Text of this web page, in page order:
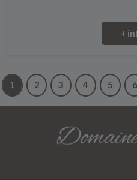
+
1 2 3 4 5 6